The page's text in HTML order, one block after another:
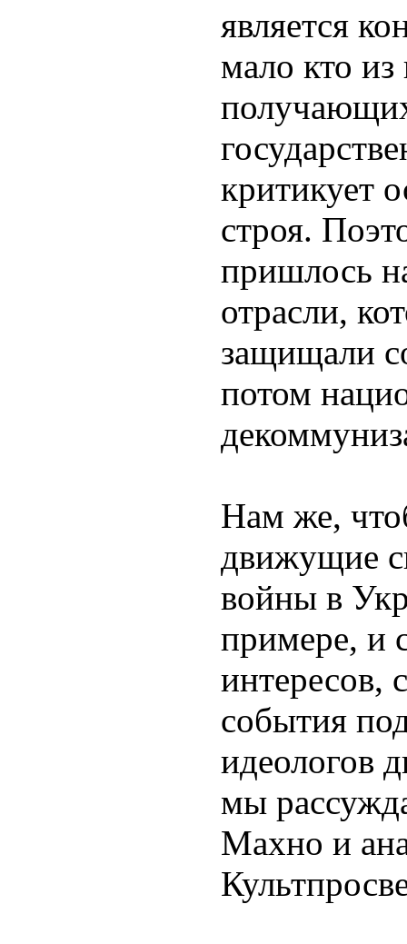
является
мало кто из
критикует
строя.
пришлось
отрасли,
защищали
потом
Нам же,
движущие
войны в
примере, и
интересов,
события
идеологов
мы
Махно и